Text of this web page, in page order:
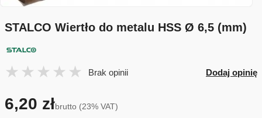
STALCO Wiertło do metalu HSS Ø 6,5 (mm)
Brak opinii Dodaj opinię
6,20 złbrutto (23% VAT)